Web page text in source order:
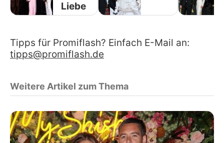
Liebe
Tipps für Promiflash? Einfach E-Mail an:
tipps@promiflash.de
Weitere Artikel zum Thema